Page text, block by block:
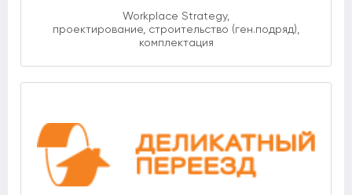
Workplace Strategy,
проектирование, строительство (ген.подряд),
комплектация